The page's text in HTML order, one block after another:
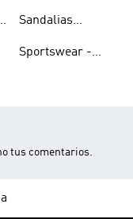
Sandalias
Sportswear -
tus comentarios.